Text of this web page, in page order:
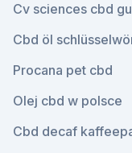
Cv sciences cbd
Cbd öl
Procana pet cbd
Olej cbd w polsce
Cbd decaf